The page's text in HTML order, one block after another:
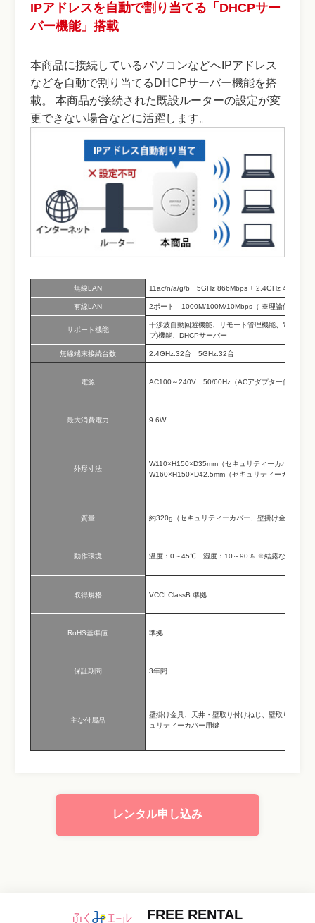
IPアドレスを自動で割り当てる「DHCPサー
バー機能」搭載
本商品に接続しているパソコンなどへIPアドレス
などを自動で割り当てるDHCPサーバー機能を搭
載。 本商品が接続された既設ルーターの設定が変
更できない場合などに活躍します。
無線LAN 11ac/n/a/g/b 5GHz 866Mbps + 2.4GHz 400Mbps
有線LAN 2ポート 1000M/100M/10Mbps（ ※理論値）
サポート機能
干渉波自動回避機能、リモート管理機能、電波出
プ)機能、DHCPサーバー
無線端末接続台数 2.4GHz:32台 5GHz:32台
電源 AC100～240V 50/60Hz（ACアダプター使用時）
最大消費電力 9.6W
外形寸法
W110×H150×D35mm（セキュリティーカバー、壁
W160×H150×D42.5mm（セキュリティーカバー、
質量 約320g（セキュリティーカバー、壁掛け金具含ま
動作環境 温度：0～45℃ 湿度：10～90％ ※結露なきこと
取得規格 VCCI ClassB 準拠
RoHS基準値 準拠
保証期間 3年間
主な付属品
壁掛け金具、天井・壁取り付けねじ、壁取り付け
ュリティーカバー用鍵
レンタル申し込み
FREE RENTAL